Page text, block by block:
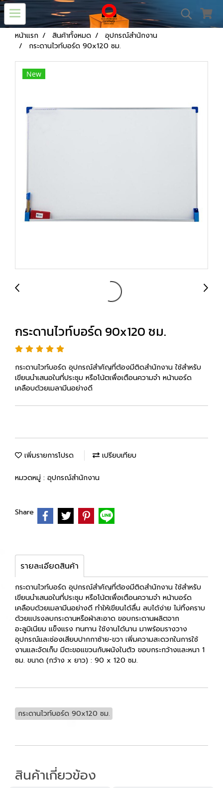
หน้าแรก สินค้าทั้งหมด
อุปกรณ์สำนักงาน
กระดานไวท์บอร์ด 90x120 ซม.
New
กระดานไวท์บอร์ด 90x120 ซม.
กระดานไวท์บอร์ด อุปกรณ์สำคัญที่ต้องมีติดสำนักงาน ใช้สำหรับ
เขียนนำเสนอในที่ประชุม หรือโน้ตเพื่อเตือนความจำ หน้าบอร์ด
เคลือบด้วยเมลามีนอย่างดี
เพิ่มรายการโปรด เปรียบเทียบ
หมวดหมู่ : อุปกรณ์สำนักงาน
Share
รายละเอียดสินค้า
กระดานไวท์บอร์ด อุปกรณ์สำคัญที่ต้องมีติดสำนักงาน ใช้สำหรับ
เขียนนำเสนอในที่ประชุม หรือโน้ตเพื่อเตือนความจำ หน้าบอร์ด
เคลือบด้วยเมลามีนอย่างดี ทำให้เขียนได้ลื่น ลบได้ง่าย ไม่ทิ้งคราบ
ด้วยแปรงลบกระดานหรือผ้าสะอาด ขอบกระดานผลิตจาก
อะลูมิเนียม แข็งแรง ทนทาน ใช้งานได้นาน มาพร้อมรางวาง
อุปกรณ์และช่องเสียบปากกาซ้าย-ขวา เพิ่มความสะดวกในการใช้
งานและจัดเก็บ มีตะขอแขวนกับผนังในตัว ขอบกระกว้างและหนา 1
ซม. ขนาด (กว้าง x ยาว) : 90 x 120 ซม.
กระดานไวท์บอร์ด 90x120 ซม.
สินค้าเกี่ยวข้อง